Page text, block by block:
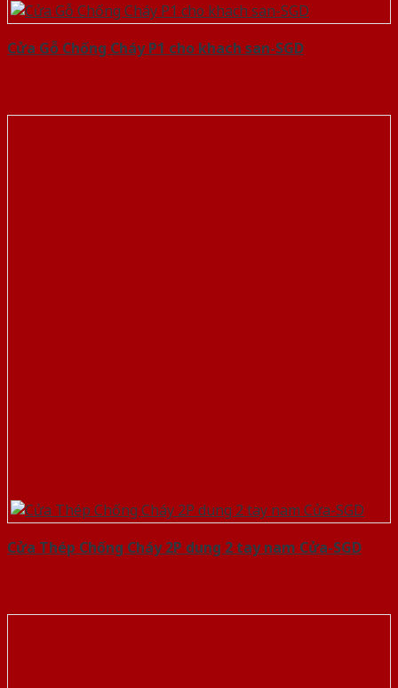
Cửa Gỗ Chống Cháy P1 cho khach san-SGD
Cửa Thép Chống Cháy 2P dung 2 tay nam Cửa-SGD